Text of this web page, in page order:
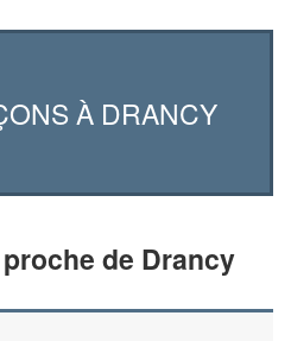
À DRANCY
de Drancy